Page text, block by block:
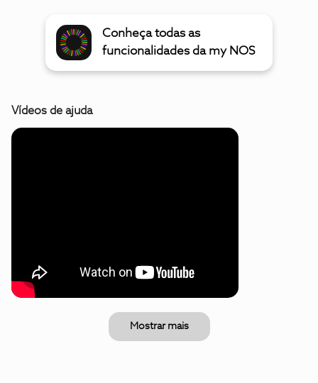
Conheça todas as
funcionalidades da my NOS
Vídeos de ajuda
Mostrar mais